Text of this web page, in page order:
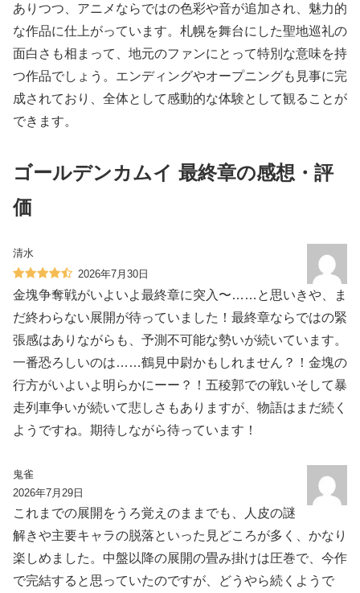
ありつつ、アニメならではの色彩や音が追加され、魅力的
な作品に仕上がっています。札幌を舞台にした聖地巡礼の
面白さも相まって、地元のファンにとって特別な意味を持
つ作品でしょう。エンディングやオープニングも見事に完
成されており、全体として感動的な体験として観ることが
できます。
ゴールデンカムイ 最終章の感想・評
価
清水
2026年7月30日
金塊争奪戦がいよいよ最終章に突入〜……と思いきや、ま
だ終わらない展開が待っていました！最終章ならではの緊
張感はありながらも、予測不可能な勢いが続いています。
一番恐ろしいのは……鶴見中尉かもしれません？！金塊の
行方がいよいよ明らかにーー？！五稜郭での戦いそして暴
走列車争いが続いて悲しさもありますが、物語はまだ続く
ようですね。期待しながら待っています！
鬼雀
2026年7月29日
これまでの展開をうろ覚えのままでも、人皮の謎
解きや主要キャラの脱落といった見どころが多く、かなり
楽しめました。中盤以降の展開の畳み掛けは圧巻で、今作
で完結すると思っていたのですが、どうやら続くようで